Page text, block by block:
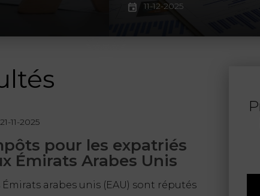
11-12-2025
21-11-2025
pour les expatriés
Émirats Arabes Unis
Émirats arabes unis (EAU) sont réputés